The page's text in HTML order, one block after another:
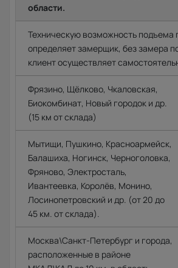
области.
Техническую возможность подъема
определяет замерщик, без замера
клиент осуществляет
Фрязино, Щёлково, Чкаловская,
Биокомбинат, Новый городок и др.
(15 км от склада)
Мытищи, Пушкино, Красноармейск,
Балашиха, Ногинск, Черноголовка,
Фряново, Электросталь,
Ивантеевка, Королёв, Монино,
Лосинопетровский и др. (от 20 до
45 км. от склада).
Москва\Санкт-Петербург и города,
расположенные в районе